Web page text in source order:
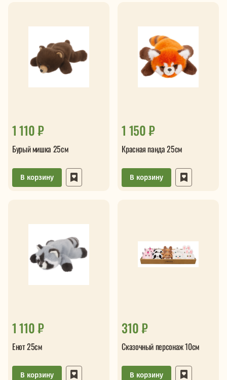
1 110 ₽
Бурый мишка 25см
В корзину
1 150 ₽
Красная панда 25см
В корзину
1 110 ₽
Енот 25см
В корзину
310 ₽
Сказочный персонаж 10см
В корзину